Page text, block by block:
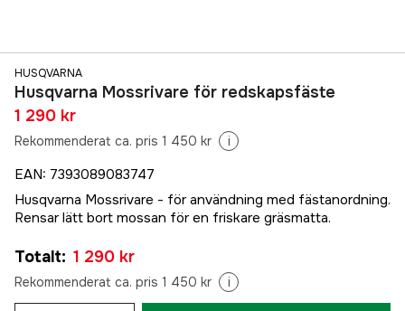
HUSQVARNA
Husqvarna Mossrivare för redskapsfäste
1 290 kr
Rekommenderat ca. pris 1 450 kr i
EAN: 7393089083747
Husqvarna Mossrivare - för användning med fästanordning.
Rensar lätt bort mossan för en friskare gräsmatta.
Totalt: 1 290 kr
Rekommenderat ca. pris 1 450 kr i